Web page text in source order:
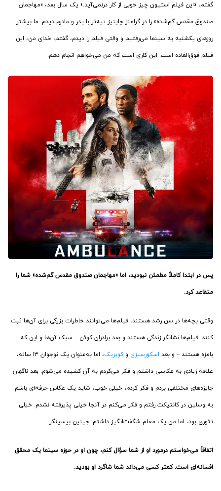
گفتم، «این فیلم استیون چیز خوبی از کار درنمی‌آید.» یک سال بعد، «مهاجمان
صندوق مقدس گم‌شده» را در گرامنز چاینیز تیه‌تر با پدر و مادرم دیدم. ما بیشتر
روزهای یکشنبه‌ به سینما می‌رفتیم و وقتی فیلم را دیدم، گفتم، خدای من، این
فیلم فوق‌العاده است. این کاری است که من می‌خواهم انجام دهم.
پس در ابتدا کاملاً مطمئن نبودید، اما «مهاجمان صندوق مقدس گم‌شده» شما را
متقاعد کرد.
وقتی بچه‌ها در سن رشد هستند، فیلم‌ها می‌توانند خاطرات بزرگی برای آن‌ها ثبت
کنند. فیلم‌ها نشانگر زندگی هستند و بعد برادران کوئن – سبک آن‌ها و این که
بامزه هستند – و بعد اسکورسیزی وکوبریک ، اما به‌عنوان یک نوجوان ۱۳ ساله،
علاقه زیادی به عکاسی داشتم و فکر می‌کردم به آن کشیده می‌شوم. بعد ناگهان
جایزه‌های مختلفی بردم و فکر کردم، خیلی خوب، شاید یک عکاس حرفه‌ای باشم.
به وسلین در کانتیکت رفتم و فکر می‌کنم در آنجا خیلی پذیرفته نشدم. خیلی
تئوری بود، اما من یک معلم شگفت‌انگیز داشتم: جینین بیسینگر.
اتفاقاً می‌خواستم درمورد او از شما سؤال کنم، چون او در حوزه سینما یک محقق
افسانه‌ای است. کمتر کسی می‌داند شما شاگرد او بودید.